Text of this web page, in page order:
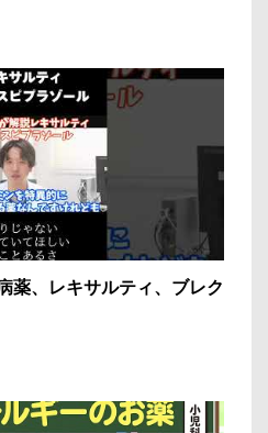
薬、レキサルティ、ブレク